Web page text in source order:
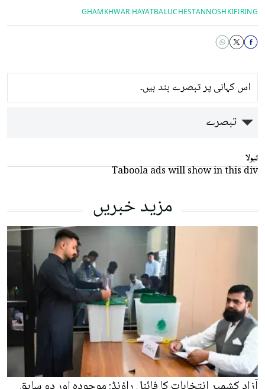
FIRING
NOSHKI
BALUCHESTAN
GHAMKHWAR HAYAT
اس کہانی پر تبصرے بند ہیں۔
تبصرے
تبولا
Taboola ads will show in this div
مزید خبریں